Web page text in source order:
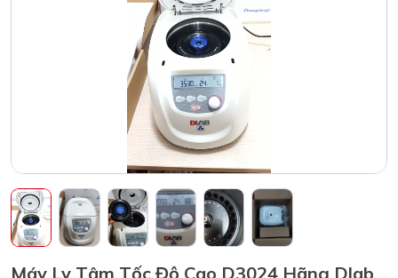
Máy Ly Tâm Tốc Độ Cao D3024 Hãng Dlab